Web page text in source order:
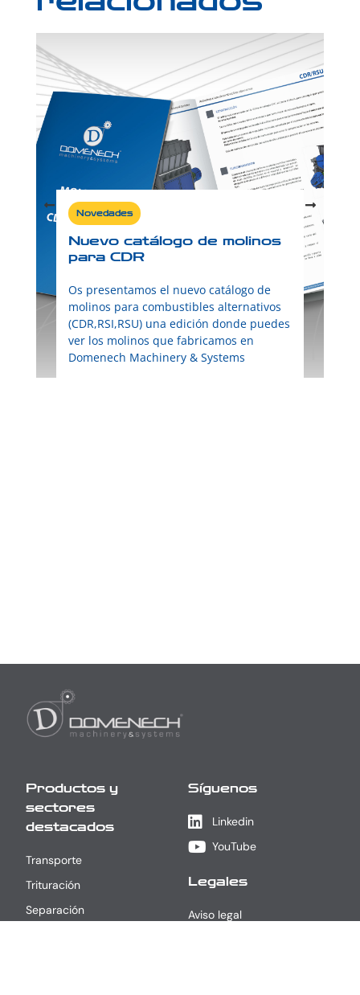
Novedades
Nuevo catálogo de molinos
para CDR
Os presentamos el nuevo catálogo de
molinos para combustibles alternativos
(CDR,RSI,RSU) una edición donde puedes
ver los molinos que fabricamos en
Domenech Machinery & Systems
Productos y
sectores
destacados
Transporte
Trituración
Separación
Síguenos
Linkedin
YouTube
Legales
Aviso legal